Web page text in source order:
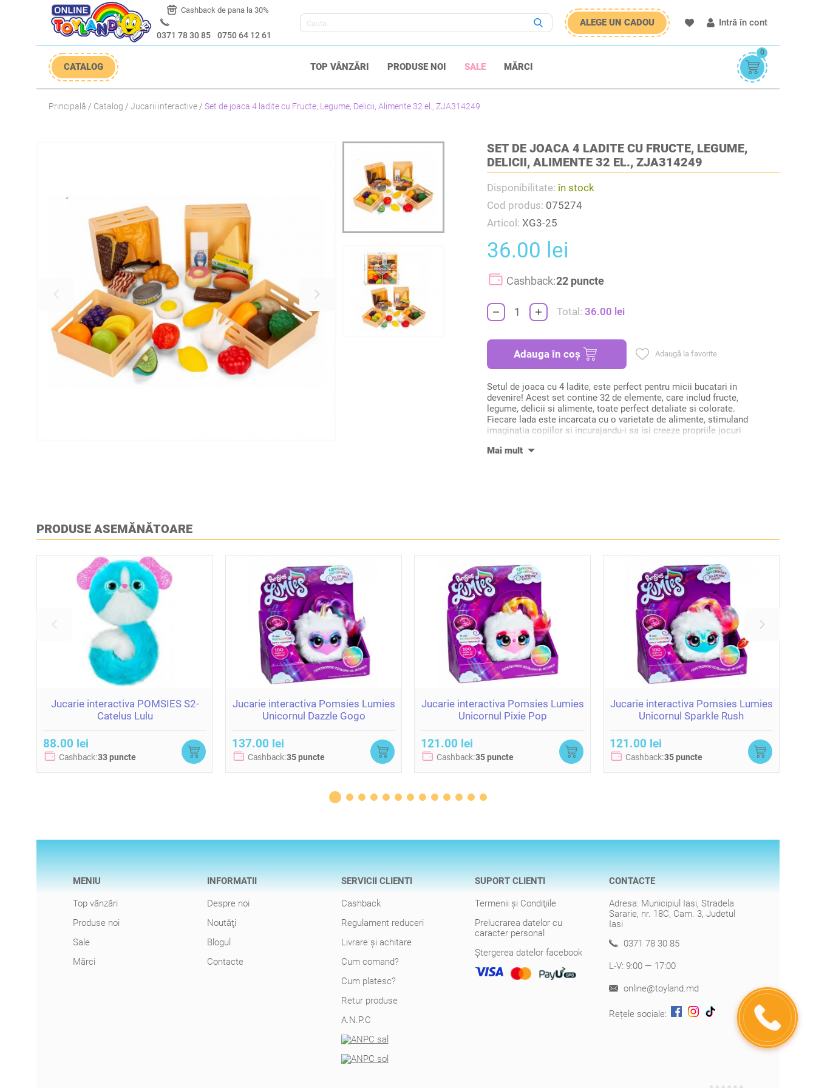
Livrare timp de 5-10 zile Cashback de pana la 30%
0371 78 30 85 0750 64 12 61
ALEGE UN CADOU Intră în cont
CATALOG TOP VÂNZĂRI PRODUSE NOI SALE MĂRCI
0
Principală Catalog Jucarii interactive Set de joaca 4 ladite cu Fructe, Legume, Delicii, Alimente 32 el., ZJA314249
SET DE JOACA 4 LADITE CU FRUCTE, LEGUME,
DELICII, ALIMENTE 32 EL., ZJA314249
Disponibilitate:în stock
Cod produs: 075274
Articol: XG3-25
36.00 lei
Cashback:22 puncte
Total: 36.00 lei
Adauga în coș
Setul de joaca cu 4 ladite, este perfect pentru micii bucatari in
devenire! Acest set contine 32 de elemente, care includ fructe,
legume, delicii si alimente, toate perfect detaliate si colorate.
Fiecare lada este incarcata cu o varietate de alimente, stimuland
imaginatia copiilor si incurajandu-i sa isi creeze propriile jocuri
abilitatilor motorii fine, recunoasterea culorilor si a formelor, si
PRODUSE ASEMĂNĂTOARE
Jucarie interactiva POMSIES S2-
Catelus Lulu
88.00 lei
Cashback:33 puncte
Jucarie interactiva Pomsies Lumies
Unicornul Dazzle Gogo
137.00 lei
Cashback:35 puncte
Jucarie interactiva Pomsies Lumies
Unicornul Pixie Pop
121.00 lei
Cashback:35 puncte
Jucarie interactiva Pomsies Lumies
Unicornul Sparkle Rush
121.00 lei
Cashback:35 puncte
MENIU
Top vânzări
Produse noi
Sale
Mărci
INFORMATII
Despre noi
Noutăţi
Blogul
Contacte
SERVICII CLIENTI
Cashback
Regulament reduceri
Livrare şi achitare
Cum comand?
Cum platesc?
Retur produse
A.N.P.C
SUPORT CLIENTI
Termenii şi Condiţiile
Prelucrarea datelor cu
caracter personal
Ștergerea datelor facebook
CONTACTE
Adresa: Municipiul Iasi, Stradela
Sararie, nr. 18C, Cam. 3, Judetul
Iasi
0371 78 30 85
L-V: 9:00 — 17:00
online@toyland.md
Rețele sociale: